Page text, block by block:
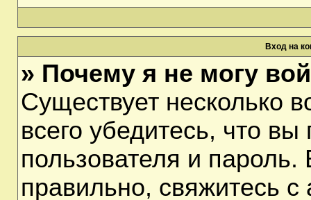
Вход на
» Почему я не могу
Существует несколько
всего убедитесь, что
пользователя и
правильно, свяжитесь